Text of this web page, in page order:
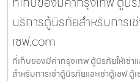
บริการตู้นิรภัยสำหรับการเ
เซฟ.com
ที่เก็บของมีค่ากรุงเทพ ตู้นิรภัยให้เช่า
สำหรับการเช่าตู้นิรภัยและเช่าตู้เซฟ ตู้